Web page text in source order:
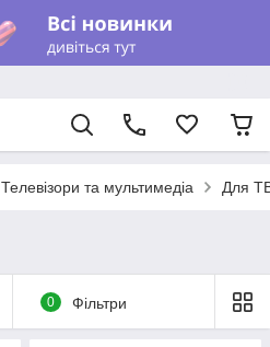
Телевізори та мультимедіа Для
0 Фільтри